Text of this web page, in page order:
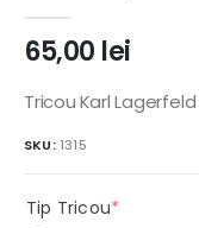
65,00 lei
Tricou Karl
SKU: 1315
Tip Tricou*